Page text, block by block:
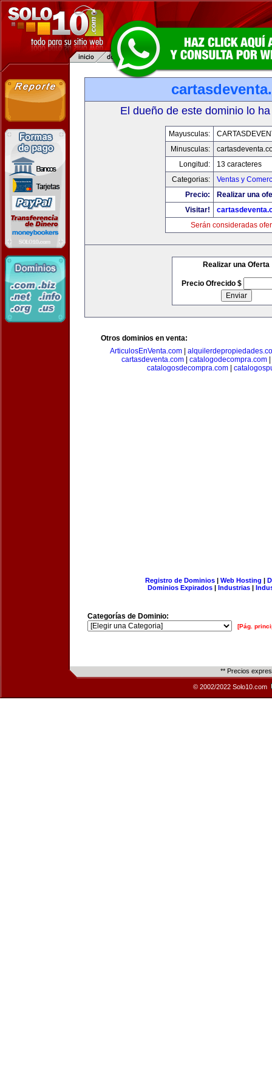
El dueño de este dominio lo
Mayusculas:
Minusculas:
Longitud:
13 caracteres
Categorias:
Ventas y
Precio:
Realizar una
Visitar!
Serán consideradas
Realizar una Oferta
Precio Ofrecido $
Otros dominios en venta:
ArticulosEnVenta.com
cartasdeventa.com
catalogodecompra.com
catalogosdecompra.com
Registro de Dominios| Web Hosting |
Dominios Expirados | Industrias |
Categorías de Dominio:
[Pág.
** Precios
© 2002/2022 Solo10.com